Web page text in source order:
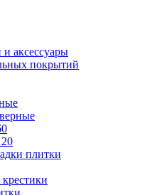
аксессуары
покрытий
плитки